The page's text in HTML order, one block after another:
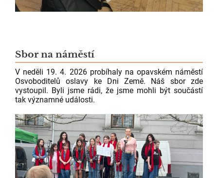
Sbor na náměstí
V neděli 19. 4. 2026 probíhaly na opavském náměstí
Osvoboditelů oslavy ke Dni Země. Náš sbor zde
vystoupil. Byli jsme rádi, že jsme mohli být součástí
tak významné události.